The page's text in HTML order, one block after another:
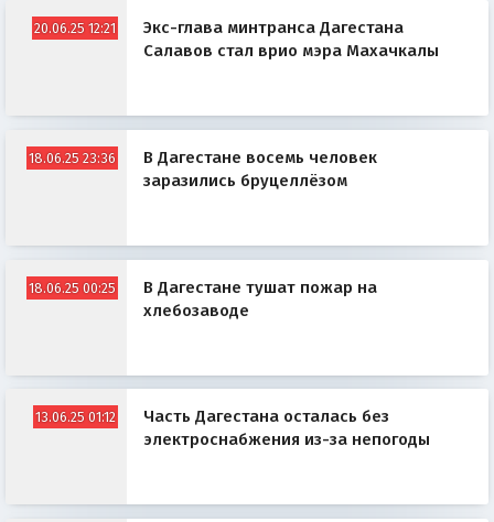
20.06.25 12:21
Экс-глава минтранса Дагестана
Салавов стал врио мэра Махачкалы
18.06.25 23:36
В Дагестане восемь человек
заразились бруцеллёзом
18.06.25 00:25
В Дагестане тушат пожар на
хлебозаводе
13.06.25 01:12
Часть Дагестана осталась без
электроснабжения из-за непогоды